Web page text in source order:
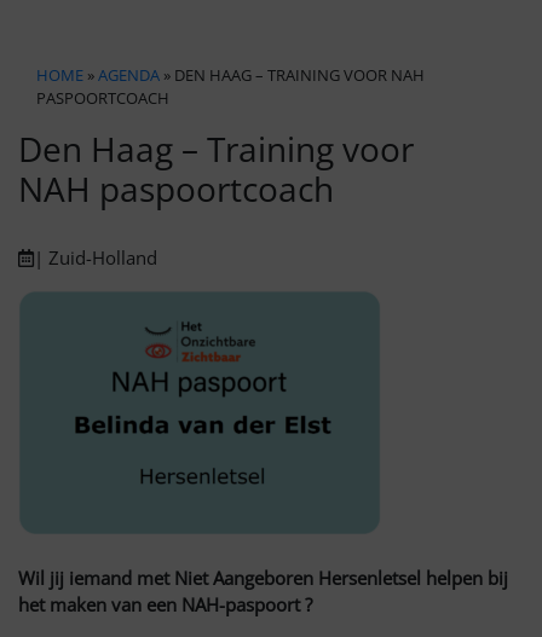
HOME »AGENDA » DEN HAAG – TRAINING VOOR NAH
PASPOORTCOACH
Den Haag – Training voor
NAH paspoortcoach
| Zuid-Holland
Wil jij iemand met Niet Aangeboren Hersenletsel helpen bij
het maken van een NAH-paspoort ?